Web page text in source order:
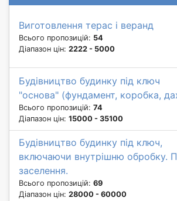
Виготовлення терас і веранд
Всього пропозицій: 54
Діапазон цін: 2222 - 5000
Будівництво будинку під ключ
"основа" (фундамент, коробка,
Всього пропозицій: 74
Діапазон цін: 15000 - 35100
Будівництво будинку під ключ,
включаючи внутрішню обробку.
заселення.
Всього пропозицій: 69
Діапазон цін: 28000 - 60000